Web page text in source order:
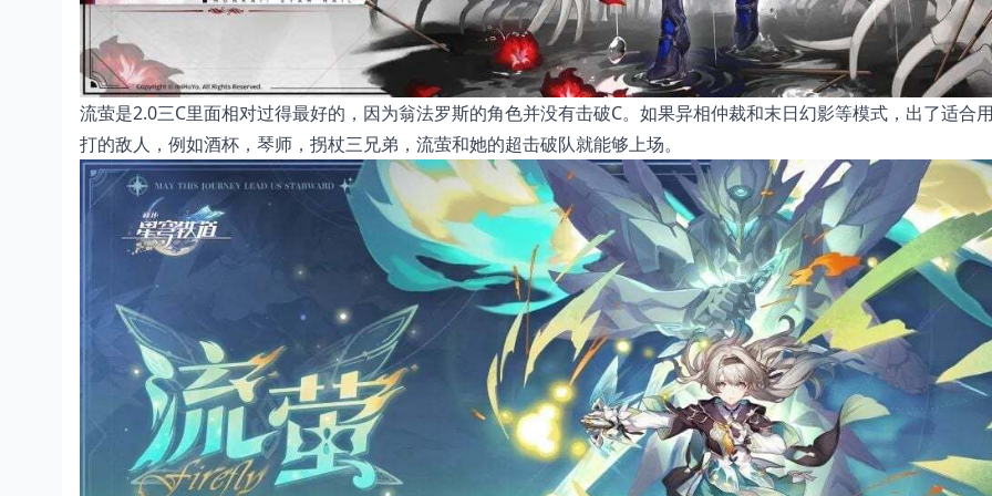
流萤是2.0三C里面相对过得最好的，因为翁法罗斯的角色并没有击破C。如果异相仲裁和末日幻影等模式，出了适合
打的敌人，例如酒杯，琴师，拐杖三兄弟，流萤和她的超击破队就能够上场。